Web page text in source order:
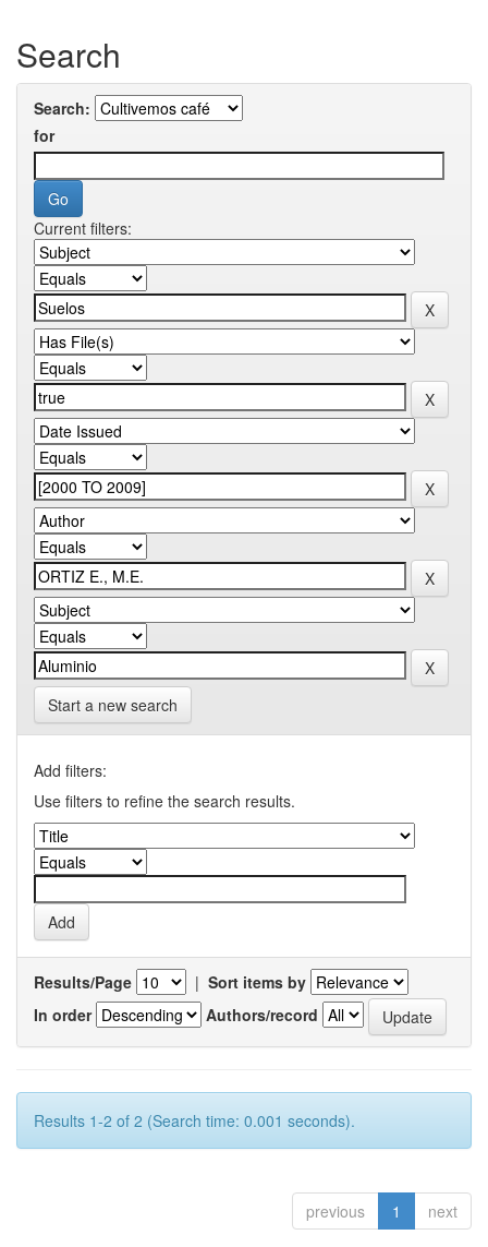
Search
Search:
for
Current filters:
Start a new search
Add filters:
Use filters to refine the search results.
Results/Page | Sort items by
In order
Authors/record
Results 1-2 of 2 (Search time: 0.001 seconds).
previous 1 next